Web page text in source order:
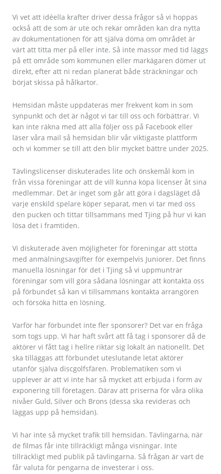
Vi vet att idéella krafter driver dessa frågor så vi hoppas
också att de som är ute och rekar områden kan dra nytta
av dokumentationen för att själva döma om området är
värt att titta mer på eller inte. Så inte massor med tid läggs
på ett område som kommunen eller markägaren dömer ut
direkt, efter att ni redan planerat både sträckningar och
börjat skissa på hålkartor.
Hemsidan måste uppdateras mer frekvent kom in som
synpunkt och det är något vi tar till oss och förbättrar. Vi
kan inte räkna med att alla följer oss på Facebook eller
läser våra mail så hemsidan blir vår viktigaste plattform
och vi kommer se till att den blir mycket bättre under 2025.
Tävlingslicenser diskuterades lite och önskemål kom in
från vissa föreningar att de vill kunna köpa licenser åt sina
medlemmar. Det är inget som går att göra i dagsläget då
varje enskild spelare köper separat, men vi tar med oss
den pucken och tittar tillsammans med Tjing på hur vi kan
lösa det i framtiden.
Vi diskuterade även möjligheter för föreningar att stötta
med anmälningsavgifter för exempelvis Juniorer. Det finns
manuella lösningar för det i Tjing så vi uppmuntrar
föreningar som vill göra sådana lösningar att kontakta oss
på förbundet så kan vi tillsammans kontakta arrangören
och försöka hitta en lösning.
Varför har förbundet inte fler sponsorer? Det var en fråga
som togs upp. Vi har haft svårt att få tag i sponsorer då de
aktörer vi fått tag i hellre riktar sig lokalt än nationellt. Det
ska tilläggas att förbundet uteslutande letat aktörer
utanför själva discgolfsfären. Problematiken som vi
upplever är att vi inte har så mycket att erbjuda i form av
exponering till företagen. Därav att priserna för våra olika
nivåer Guld, Silver och Brons (dessa ska revideras och
läggas upp på hemsidan).
Vi har inte så mycket trafik till hemsidan. Tävlingarna, när
de filmas får inte tillräckligt många visningar. Inte
tillräckligt med publik på tävlingarna. Så frågan är vart de
får valuta för pengarna de investerar i oss.